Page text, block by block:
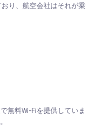
り、航空会社はそれが乗
無料Wi-Fiを提供していま